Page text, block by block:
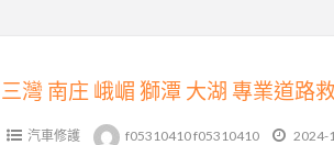
汽車修護 f05310410 f05310410 2024-